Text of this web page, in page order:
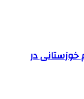
خوزستانی در